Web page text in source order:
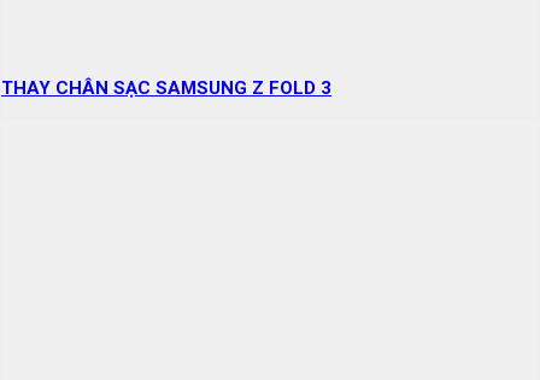
THAY CHÂN SẠC SAMSUNG Z FOLD 3